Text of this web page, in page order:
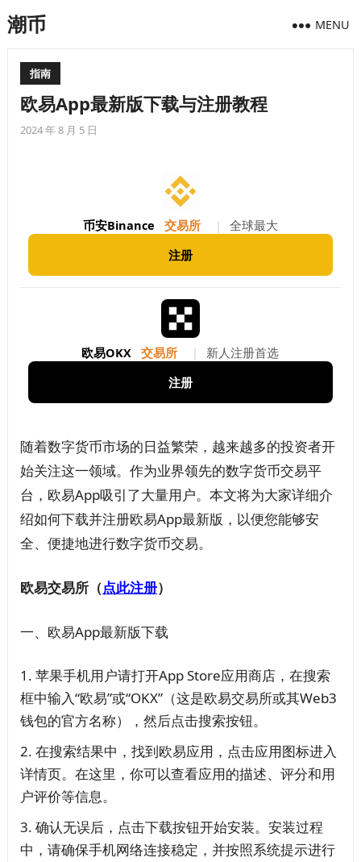
潮币 MENU
指南
欧易App最新版下载与注册教程
2024 年 8 月 5 日
币安Binance 交易所 |
全球最大
注册
欧易OKX 交易所 |
新人注册首选
注册
随着数字货币市场的日益繁荣，越来越多的投资者开
始关注这一领域。作为业界领先的数字货币交易平
台，欧易App吸引了大量用户。本文将为大家详细介
绍如何下载并注册欧易App最新版，以便您能够安
全、便捷地进行数字货币交易。
欧易交易所（点此注册）
一、欧易App最新版下载
苹果手机用户请打开App Store应用商店，在搜索
框中输入“欧易”或“OKX”（这是欧易交易所或其Web3
钱包的官方名称），然后点击搜索按钮。
在搜索结果中，找到欧易应用，点击应用图标进入
详情页。在这里，你可以查看应用的描述、评分和用
户评价等信息。
确认无误后，点击下载按钮开始安装。安装过程
中，请确保手机网络连接稳定，并按照系统提示进行